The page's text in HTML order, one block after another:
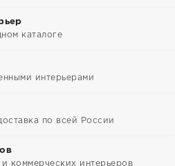
каталоге
интерьерами
по всей России
коммерческих интерьеров